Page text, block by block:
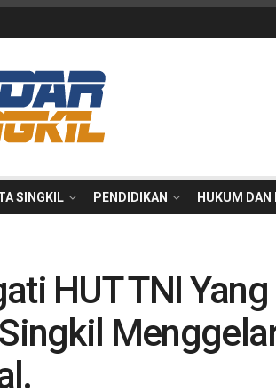
SINGKIL PENDIDIKAN HUKUM DAN
HUT TNI